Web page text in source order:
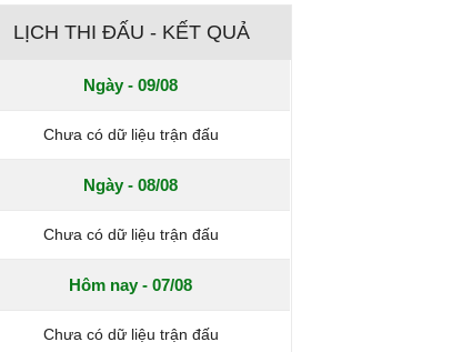
LỊCH THI ĐẤU - KẾT QUẢ
Ngày - 09/08
Chưa có dữ liệu trận đấu
Ngày - 08/08
Chưa có dữ liệu trận đấu
Hôm nay - 07/08
Chưa có dữ liệu trận đấu